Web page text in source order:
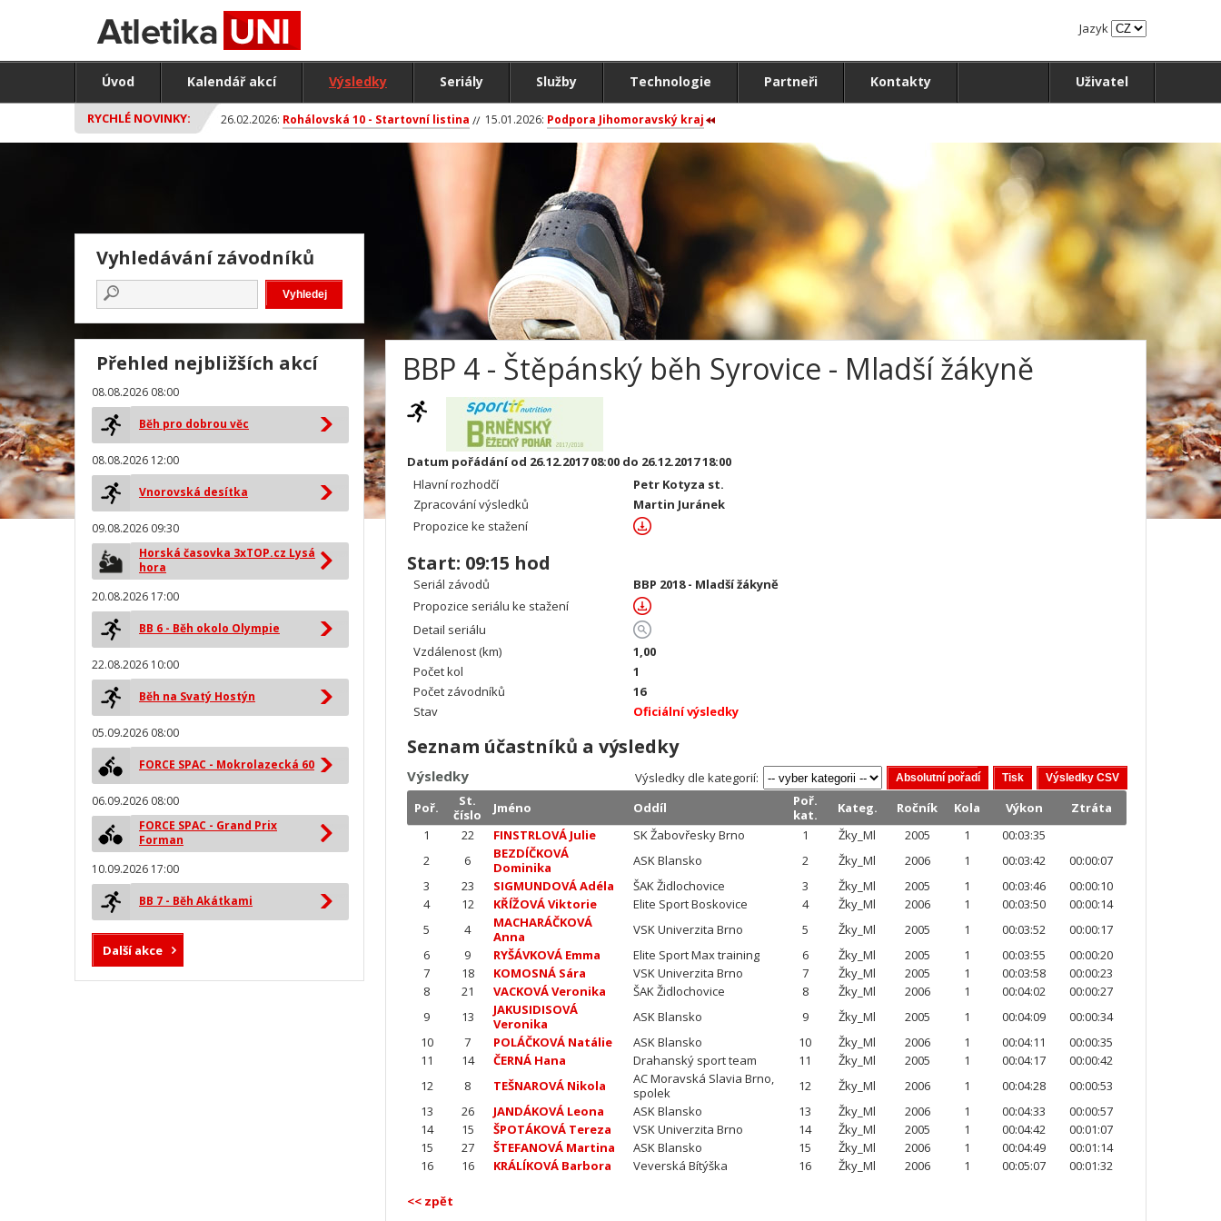
Jazyk
Úvod Kalendář akcí Výsledky Seriály Služby Technologie Partneři Kontakty Uživatel
RYCHLÉ NOVINKY: 26.02.2026: Rohálovská 10 - Startovní listina 15.01.2026: Podpora Jihomoravský kraj
BBP 4 - Štěpánský běh Syrovice - Mladší žákyně
Datum pořádání od 26.12.2017 08:00 do 26.12.2017 18:00
Hlavní rozhodčí
Petr Kotyza st.
Zpracování výsledků
Martin Juránek
Propozice ke stažení
Start: 09:15 hod
Seriál závodů
BBP 2018 - Mladší žákyně
Propozice seriálu ke stažení
Detail seriálu
Vzdálenost (km)
1,00
Počet kol
1
Počet závodníků
16
Stav
Oficiální výsledky
Seznam účastníků a výsledky
Výsledky
Výsledky dle kategorií:
Poř.
St.
číslo
Jméno Oddíl
Poř.
kat.
Kateg. Ročník Kola Výkon
Ztráta
1
22 FINSTRLOVÁ Julie SK Žabovřesky Brno 1 Žky_Ml 2005 1
00:03:35
2
6
BEZDÍČKOVÁ
Dominika
ASK Blansko 2 Žky_Ml 2006 1 00:03:42
00:00:07
3
23 SIGMUNDOVÁ Adéla ŠAK Židlochovice 3 Žky_Ml 2005 1 00:03:46
00:00:10
4
12 KŘÍŽOVÁ Viktorie Elite Sport Boskovice 4 Žky_Ml 2006 1 00:03:50
00:00:14
5
4
MACHARÁČKOVÁ
Anna
VSK Univerzita Brno 5 Žky_Ml 2005 1 00:03:52
00:00:17
6
9 RYŠÁVKOVÁ Emma Elite Sport Max training 6 Žky_Ml 2005 1 00:03:55
00:00:20
7
18 KOMOSNÁ Sára VSK Univerzita Brno 7 Žky_Ml 2005 1 00:03:58
00:00:23
8
21 VACKOVÁ Veronika ŠAK Židlochovice 8 Žky_Ml 2006 1 00:04:02
00:00:27
9
13
JAKUSIDISOVÁ
Veronika
ASK Blansko 9 Žky_Ml 2005 1 00:04:09
00:00:34
10
7 POLÁČKOVÁ Natálie ASK Blansko 10 Žky_Ml 2006 1 00:04:11
00:00:35
11
14 ČERNÁ Hana Drahanský sport team 11 Žky_Ml 2005 1 00:04:17
00:00:42
12
8 TEŠNAROVÁ Nikola
AC Moravská Slavia Brno,
spolek
12 Žky_Ml 2006 1 00:04:28
00:00:53
13
26 JANDÁKOVÁ Leona ASK Blansko 13 Žky_Ml 2006 1 00:04:33
00:00:57
14
15 ŠPOTÁKOVÁ Tereza VSK Univerzita Brno 14 Žky_Ml 2005 1 00:04:42
00:01:07
15
27 ŠTEFANOVÁ Martina ASK Blansko 15 Žky_Ml 2006 1 00:04:49
00:01:14
16
16 KRÁLÍKOVÁ Barbora Veverská Bítýška 16 Žky_Ml 2006 1 00:05:07 00:01:32
<< zpět
Vyhledávání závodníků
Přehled nejbližších akcí
08.08.2026 08:00
Běh pro dobrou věc
08.08.2026 12:00
Vnorovská desítka
09.08.2026 09:30
Horská časovka 3xTOP.cz Lysá
hora
20.08.2026 17:00
BB 6 - Běh okolo Olympie
22.08.2026 10:00
Běh na Svatý Hostýn
05.09.2026 08:00
FORCE SPAC - Mokrolazecká 60
06.09.2026 08:00
FORCE SPAC - Grand Prix
Forman
10.09.2026 17:00
BB 7 - Běh Akátkami
Další akce